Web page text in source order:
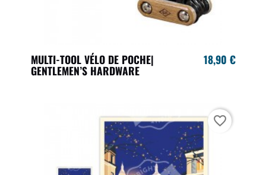
MULTI-TOOL VÉLO DE POCHE|
GENTLEMEN’S HARDWARE
18,90 €
favorite_border